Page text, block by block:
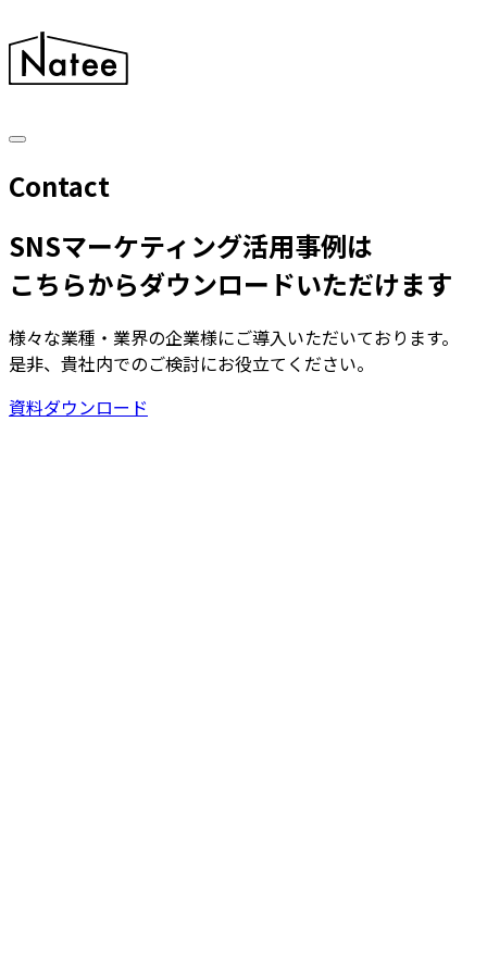
Contact
SNSマーケティング活用事例は
こちらからダウンロードいただけます
様々な業種・業界の企業様にご導入いただいております。
是非、貴社内でのご検討にお役立てください。
資料ダウンロード